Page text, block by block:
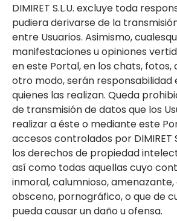
DIMIRET S.L.U. excluye toda
pudiera derivarse de la
entre Usuarios. Asimismo,
manifestaciones u opiniones
en este Portal, en los chats, fotos,
otro modo, serán responsabilidad
quienes las realizan. Queda
de transmisión de datos que los
realizar a éste o mediante este
accesos controlados por DIMIRET
los derechos de propiedad
así como todas aquellas cuyo
inmoral, calumnioso,
obsceno, pornográfico, o que de
pueda causar un daño u ofensa.